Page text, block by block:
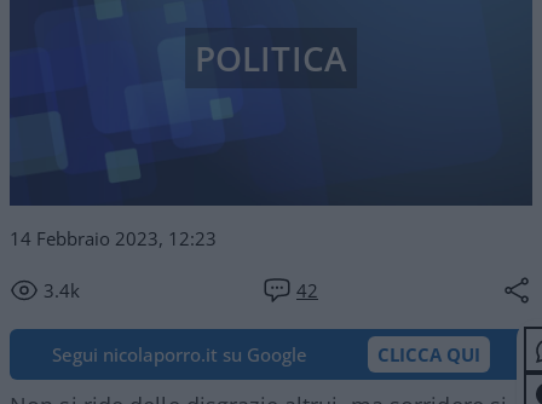
14 Febbraio 2023, 12:23
3.4k 42
POLITICA
Segui nicolaporro.it su Google CLICCA QUI